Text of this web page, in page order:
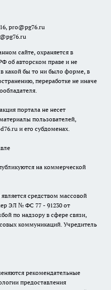
, pro@pg76.ru
сайте, охраняется в
об авторском праве и не
какой бы то ни было форме, в
переработке не иначе
портала не несет
пользователей,
и его субдоменах.
на коммерческой
средством массовой
ЭЛ № ФС 77 - 91230 от
по надзору в сфере связи,
коммуникаций. Учредитель
рекомендательные
предоставления